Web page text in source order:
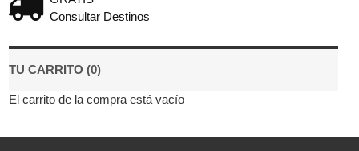
Consultar Destinos
TU CARRITO (0)
El carrito de la compra está vacío